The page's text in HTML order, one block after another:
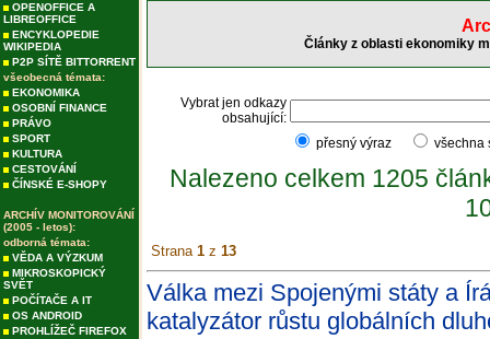
OPENOFFICE A
LIBREOFFICE
ENCYKLOPEDIE
WIKIPEDIA
P2P SÍTĚ BITTORRENT
všeobecná témata:
EKONOMIKA
OSOBNÍ FINANCE
PRÁVO
SPORT
KULTURA
CESTOVÁNÍ
ČÍNSKÉ E-SHOPY
ARCHÍV MONITOROVÁNÍ
(2005 - letos):
odborná témata:
VĚDA A VÝZKUM
MIKROSKOPICKÝ
SVĚT
POČÍTAČE A IT
OS ANDROID
PROHLÍŽEČ FIREFOX
Články z oblasti ekonomiky
Vybrat jen odkazy
obsahující:
přesný výraz
Nalezeno celkem 1205
Strana 1 z 13
Válka mezi Spojenými státy a
katalyzátor růstu globálních